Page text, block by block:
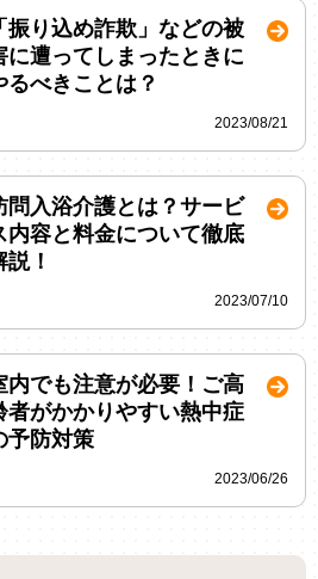
振り込め詐欺」などの被
に遭ってしまったときに
るべきことは？
2023/08/21
問入浴介護とは？サービ
内容と料金について徹底
説！
2023/07/10
内でも注意が必要！ご高
者がかかりやすい熱中症
予防対策
2023/06/26